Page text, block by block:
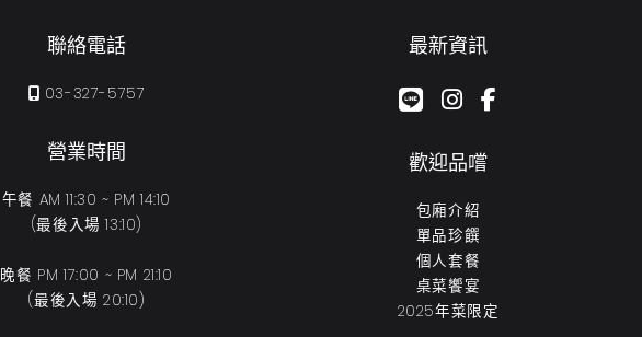
聯絡電話
03-327-5757
營業時間
午餐 AM 11:30 ~ PM 14:10
(最後入場 13:10)
晚餐 PM 17:00 ~ PM 21:10
(最後入場 20:10)
最新資訊
google-plus-g
instagram
歡迎品嚐
包廂介紹
單品珍饌
個人套餐
桌菜饗宴
2025年菜限定